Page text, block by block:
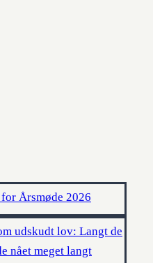
Årsmøde 2026
udskudt lov: Langt de
nået meget langt